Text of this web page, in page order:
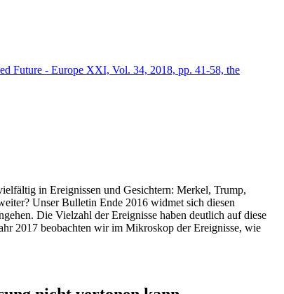
Future - Europe XXI, Vol. 34, 2018, pp. 41-58, the
in Ereignissen und Gesichtern: Merkel, Trump,
Unser Bulletin Ende 2016 widmet sich diesen
Die Vielzahl der Ereignisse haben deutlich auf diese
2017 beobachten wir im Mikroskop der Ereignisse, wie